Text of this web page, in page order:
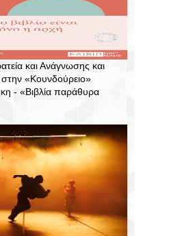
και Ανάγνωσης και
στην «Κουνδούρειο»
- «Βιβλία παράθυρα